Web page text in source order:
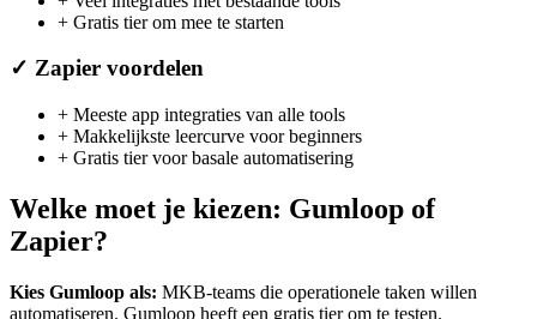
+ Gratis tier om mee te starten
✓ Zapier voordelen
+ Meeste app integraties van alle tools
+ Makkelijkste leercurve voor beginners
+ Gratis tier voor basale automatisering
Welke moet je kiezen: Gumloop of
Zapier?
Kies Gumloop als: MKB-teams die operationele taken willen
automatiseren. Gumloop heeft een gratis tier om te testen.